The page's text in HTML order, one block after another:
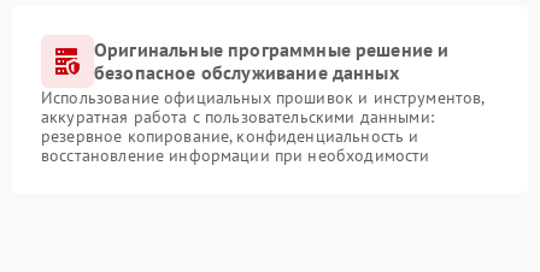
Оригинальные программные решение и
безопасное обслуживание данных
Использование официальных прошивок и инструментов,
аккуратная работа с пользовательскими данными:
резервное копирование, конфиденциальность и
восстановление информации при необходимости